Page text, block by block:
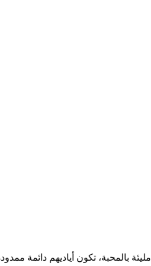
بالمحبة، تكون أياديهم دائمة ممدودة